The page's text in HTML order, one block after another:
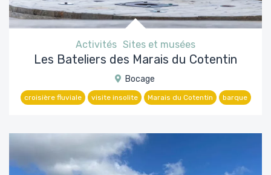
Activités Sites et musées
Les Bateliers des Marais du Cotentin
Bocage
croisière fluviale visite insolite Marais du Cotentin barque